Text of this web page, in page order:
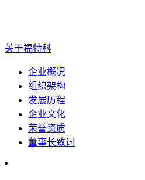
关于福特科
企业概况
组织架构
发展历程
企业文化
荣誉资质
董事长致词